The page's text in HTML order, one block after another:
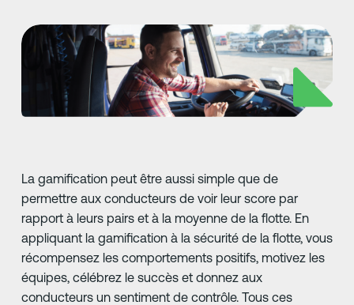
La gamification peut être aussi simple que de
permettre aux conducteurs de voir leur score par
rapport à leurs pairs et à la moyenne de la flotte. En
appliquant la gamification à la sécurité de la flotte, vous
récompensez les comportements positifs, motivez les
équipes, célébrez le succès et donnez aux
conducteurs un sentiment de contrôle. Tous ces